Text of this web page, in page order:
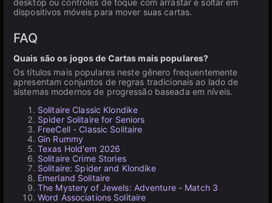
desktop ou controles de toque com arrastar e soltar em
dispositivos móveis para mover suas cartas.
FAQ
Quais são os jogos de Cartas mais populares?
Os títulos mais populares neste gênero frequentemente
apresentam conjuntos de regras tradicionais ao lado de
sistemas modernos de progressão baseada em níveis.
Solitaire Classic Klondike
Spider Solitaire for Seniors
FreeCell - Classic Solitaire
Gin Rummy
Texas Hold'em 2026
Solitaire Crime Stories
Solitaire: Spider and Klondike
Emerland Solitaire
The Mystery of Jewels: Adventure - Match 3
Word Associations Solitaire